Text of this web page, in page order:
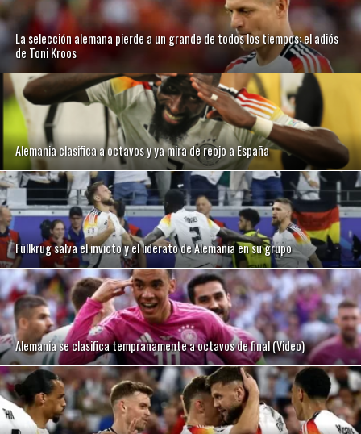
La selección alemana pierde a un grande de todos los tiempos: el adiós
de Toni Kroos
Alemania clasifica a octavos y ya mira de reojo a España
Füllkrug salva el invicto y el liderato de Alemania en su grupo
Alemania se clasifica tempranamente a octavos de final (Video)